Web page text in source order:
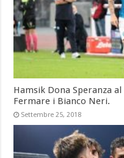
Hamsik Dona Speranza
Fermare i Bianco Neri.
Settembre 25, 2018